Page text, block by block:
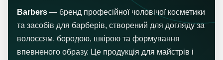
Barbers — бренд професійної чоловічої косметики
та засобів для барберів, створений для догляду за
волоссям, бородою, шкірою та формування
впевненого образу. Це продукція для майстрів і